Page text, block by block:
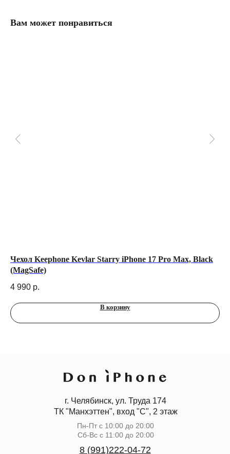
Вам может понравиться
Чехол Keephone Kevlar Starry iPhone 17 Pro Max, Black
(MagSafe)
4 990 р.
В корзину
г. Челябинск, ул. Труда 174
ТК "Манхэттен", вход "С", 2 этаж
Пн-Пт с 10:00 до 20:00
Сб-Вс с 11:00 до 20:00
8 (991)222-04-72